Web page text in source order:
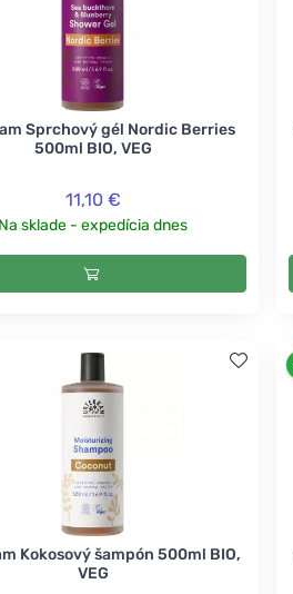
Sprchový gél Nordic Berries
500ml BIO, VEG
11,10 €
Na sklade - expedícia dnes
Kokosový šampón 500ml BIO,
VEG